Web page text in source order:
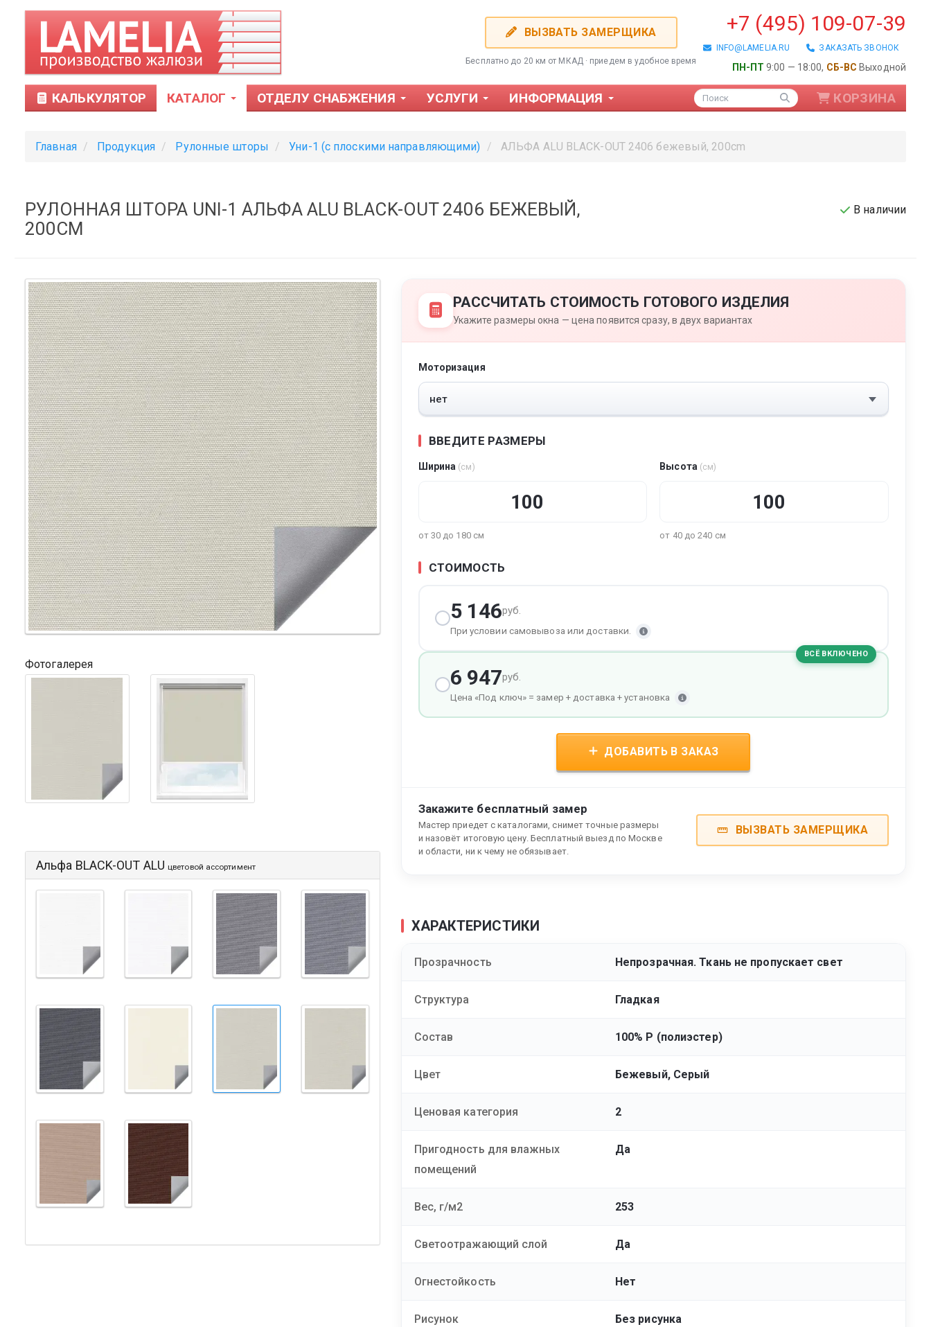
ВЫЗВАТЬ ЗАМЕРЩИКА
Бесплатно до 20 км от МКАД · приедем в удобное время
+7 (495) 109-07-39
INFO@LAMELIA.RU ЗАКАЗАТЬ ЗВОНОК
ПН-ПТ 9:00 — 18:00, СБ-ВС Выходной
КАЛЬКУЛЯТОР КАТАЛОГ
Мультифактура
ОТДЕЛУ СНАБЖЕНИЯ УСЛУГИ ИНФОРМАЦИЯ Поиск КОРЗИНА
Главная Продукция Рулонные шторы Уни-1 (с плоскими направляющими) АЛЬФА ALU BLACK-OUT 2406 бежевый, 200cm
РУЛОННАЯ ШТОРА UNI-1 АЛЬФА ALU BLACK-OUT 2406 БЕЖЕВЫЙ,
200CM
В наличии
Фотогалерея
Альфа BLACK-OUT ALU цветовой ассортимент
РАССЧИТАТЬ СТОИМОСТЬ ГОТОВОГО ИЗДЕЛИЯ
Укажите размеры окна — цена появится сразу, в двух вариантах
Моторизация
ВВЕДИТЕ РАЗМЕРЫ
Ширина (см)
от 30 до 180 см
Высота (см)
от 40 до 240 см
СТОИМОСТЬ
5 146руб.
При условии самовывоза или доставки.
ВСЁ ВКЛЮЧЕНО
6 947руб.
Цена «Под ключ» = замер + доставка + установка
ДОБАВИТЬ В ЗАКАЗ
Закажите бесплатный замер
Мастер приедет с каталогами, снимет точные размеры
и назовёт итоговую цену. Бесплатный выезд по Москве
и области, ни к чему не обязывает.
ВЫЗВАТЬ ЗАМЕРЩИКА
ХАРАКТЕРИСТИКИ
Прозрачность Непрозрачная. Ткань не пропускает свет
Структура Гладкая
Состав 100% Р (полиэстер)
Цвет Бежевый, Серый
Ценовая категория 2
Пригодность для влажных
помещений
Да
Вес, г/м2 253
Светоотражающий слой Да
Огнестойкость Нет
Рисунок Без рисунка